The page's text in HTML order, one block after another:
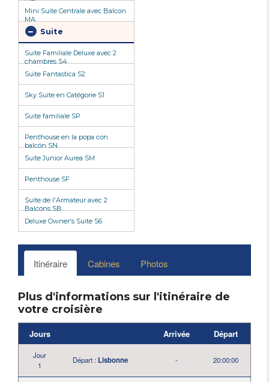
Mini Suite Centrale avec Balcon
MA
Suite
Suite Familiale Deluxe avec 2
chambres S4
Suite Fantastica S2
Sky Suite en Catégorie S1
Suite familiale SP
Penthouse en la popa con
balcón SN
Suite Junior Aurea SM
Penthouse SF
Suite de l'Armateur avec 2
Balcons SB
Deluxe Owner's Suite S6
Itinéraire Cabines Photos
Plus d'informations sur l'itinéraire de
votre croisière
Jours Arrivée Départ
Jour
1
Départ : Lisbonne - 20:00:00